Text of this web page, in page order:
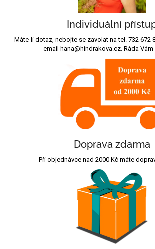
Individuální
Máte-li dotaz, nebojte se zavolat na tel. 732 672
email hana@hindrakova.cz. Ráda
Doprava zdarma
Při objednávce nad 2000 Kč máte